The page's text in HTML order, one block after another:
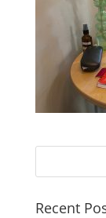
Recent